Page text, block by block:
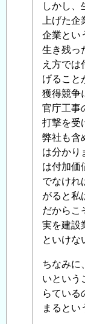
間
違
っ
て
い
る
と
思
う
件
に
つ
い
て 」
へ
の
信
しかし、
上げた
企業とい
生き残っ
え方では
げること
獲得競争
官庁工事
打撃を受
弊社も含
は分かり
は付加価
でなけれ
がると私
だからこ
実を建設
といけな
ちなみに
いという
らている
まるとい